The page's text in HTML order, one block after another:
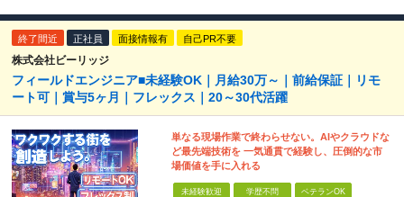
終了間近 正社員 面接情報有 自己PR不要
株式会社ビーリッジ
フィールドエンジニア■未経験OK｜月給30万～｜前給保証｜リモ
ート可｜賞与5ヶ月｜フレックス｜20～30代活躍
単なる現場作業で終わらせない。AIやクラウドな
ど最先端技術を 一気通貫で経験し、圧倒的な市
場価値を手に入れる
未経験歓迎 学歴不問 ベテランOK